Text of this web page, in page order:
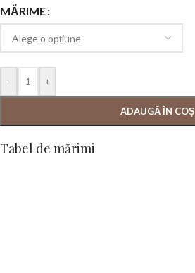
MĂRIME
- +
ADAUGĂ ÎN COȘ
Tabel de mărimi